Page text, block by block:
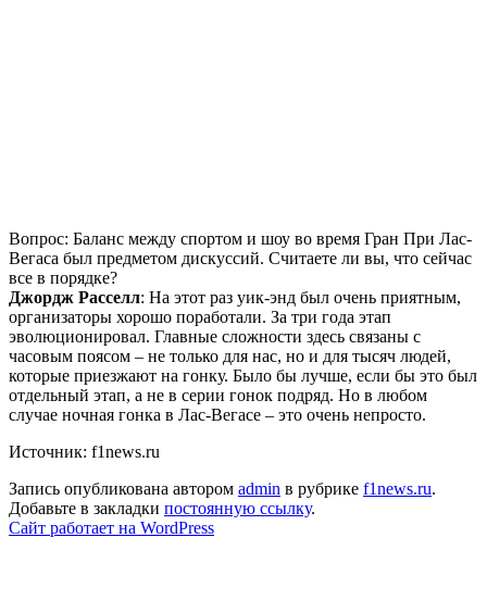
Вопрос: Баланс между спортом и шоу во время Гран При Лас-
Вегаса был предметом дискуссий. Считаете ли вы, что сейчас
все в порядке?
Джордж Расселл: На этот раз уик-энд был очень приятным,
организаторы хорошо поработали. За три года этап
эволюционировал. Главные сложности здесь связаны с
часовым поясом – не только для нас, но и для тысяч людей,
которые приезжают на гонку. Было бы лучше, если бы это был
отдельный этап, а не в серии гонок подряд. Но в любом
случае ночная гонка в Лас-Вегасе – это очень непросто.
Источник: f1news.ru
Запись опубликована автором admin в рубрике f1news.ru.
Добавьте в закладки постоянную ссылку.
Сайт работает на WordPress